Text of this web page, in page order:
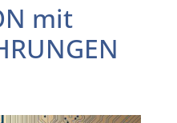
mit